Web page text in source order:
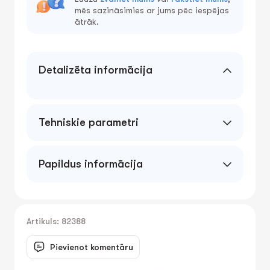
mēs sazināsimies ar jums pēc iespējas
ātrāk.
Detalizēta informācija
Tehniskie parametri
Papildus informācija
Artikuls: 82388
Pievienot komentāru